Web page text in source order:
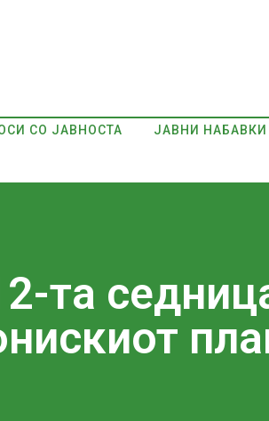
СО ЈАВНОСТА ЈАВНИ НАБАВКИ
та